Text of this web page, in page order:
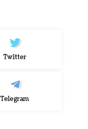
Twitter
Telegram